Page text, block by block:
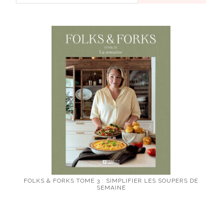
FOLKS & FORKS TOME 3 : SIMPLIFIER LES SOUPERS DE
SEMAINE